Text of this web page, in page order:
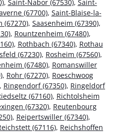
, Saint-Nabor (67530), Saint-
(67700), Saint-Blaise-la-
(67270), Saasenheim (67390),
, Rountzenheim (67480),
, Rothbach (67340), Rothau
(67230), Rosheim (67560),
(67480), Romanswiller
, Rohr (67270), Roeschwoog
, Ringendorf (67350), Ringeldorf
(67160), Richtolsheim
(67320), Reutenbourg
, Reipertswiller (67340),
(67116), Reichshoffen